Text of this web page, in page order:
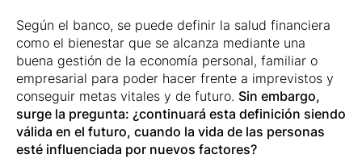
Según el banco, se puede definir la salud financiera
como el bienestar que se alcanza mediante una
buena gestión de la economía personal, familiar o
empresarial para poder hacer frente a imprevistos y
conseguir metas vitales y de futuro. Sin embargo,
surge la pregunta: ¿continuará esta definición siendo
válida en el futuro, cuando la vida de las personas
esté influenciada por nuevos factores?